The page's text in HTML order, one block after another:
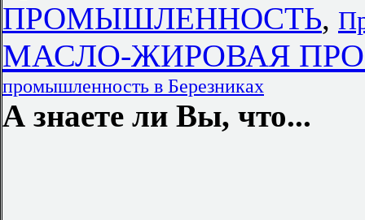
ПРОМЫШЛЕННОСТЬ,
МАСЛО-ЖИРОВАЯ
промышленность в Березниках
А знаете ли Вы, что...